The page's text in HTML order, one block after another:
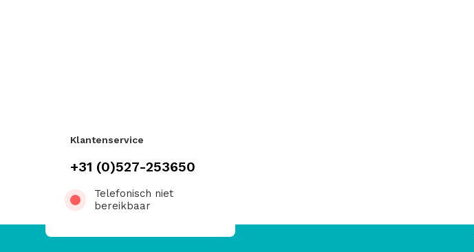
Klantenservice
+31 (0)527-253650
Telefonisch niet
bereikbaar